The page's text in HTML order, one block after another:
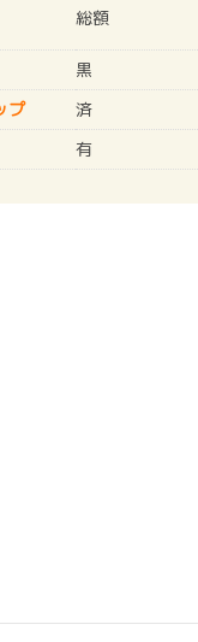
総額
黒
プ
済
有